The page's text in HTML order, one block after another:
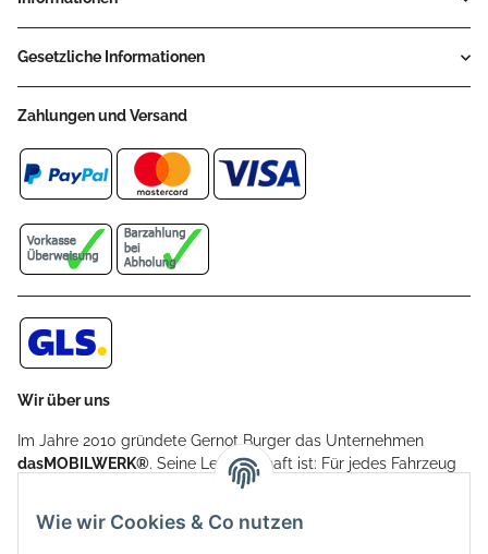
Gesetzliche Informationen
Zahlungen und Versand
Wir über uns
Im Jahre 2010 gründete Gernot Burger das Unternehmen
dasMOBILWERK®. Seine Leidenschaft ist: Für jedes Fahrzeug
ein Car Cover anzubieten - passgenau und individuell.
Aufgrund der vielen positiven Kundenrückmeldungen kamen
weitere Produkte, wie Reifenschuhe, Hardtopständer hinzu.
Wie wir Cookies & Co nutzen